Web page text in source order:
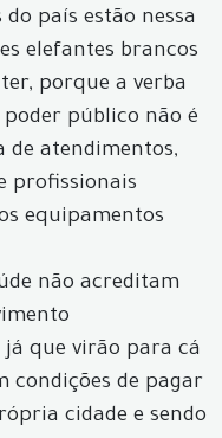
país estão nessa
elefantes brancos
porque a verba
público não é
de atendimentos,
profissionais
equipamentos
não acreditam
que virão para cá
condições de pagar
cidade e sendo